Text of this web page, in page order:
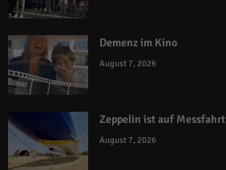
Demenz im Kino
August 7, 2026
Zeppelin ist auf Messfahrt
August 7, 2026